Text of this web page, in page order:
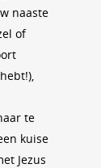
naaste
of
te
kuise
Jezus